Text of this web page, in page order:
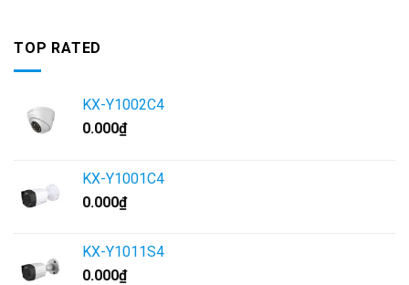
TOP RATED
KX-Y1002C4
0.000₫
KX-Y1001C4
0.000₫
KX-Y1011S4
0.000₫